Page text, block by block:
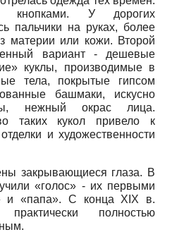
кнопками. У дорогих
пальчики на руках, более
материи или кожи. Второй
вариант - дешевые
куклы, производимые в
тела, покрытые гипсом
башмаки, искусно
нежный окрас лица.
таких кукол привело к
и художественности
закрывающиеся глаза. В
«голос» - их первыми
и «папа». С конца XIX
в.
практически полностью